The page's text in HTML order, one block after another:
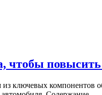
чтобы
компонентов